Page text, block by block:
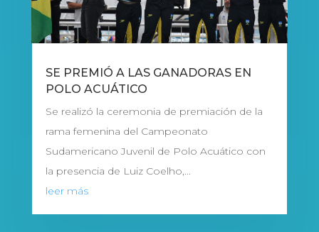
SE PREMIÓ A LAS GANADORAS EN
POLO ACUÁTICO
Se realizó la ceremonia de premiación de la
rama femenina del Campeonato
Sudamericano Juvenil de Polo Acuático con
la presencia de Luiz Coelho,...
leer más